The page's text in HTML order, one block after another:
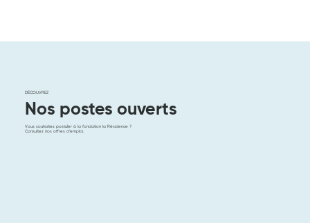
Nos postes ouverts
DÉCOUVREZ
Vous souhaitez postuler à la fondation la Résidence ?
Consultez nos offres d’emploi.